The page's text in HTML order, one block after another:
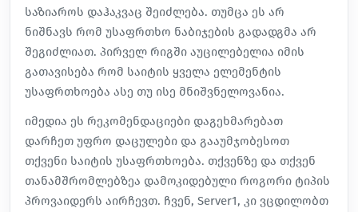
საზიაროს დაჰაკვაც შეიძლება. თუმცა ეს არ
ნიშნავს რომ უსაფრთხო ნაბიჯების გადადგმა არ
შეგიძლიათ. პირველ რიგში აუცილებელია იმის
გათავისება რომ საიტის ყველა ელემენტის
უსაფრთხოება ასე თუ ისე მნიშვნელოვანია.
იმედია ეს რეკომენდაციები დაგეხმარებათ
დარჩეთ უფრო დაცულები და გააუმჯობესოთ
თქვენი საიტის უსაფრთხოება. თქვენზე და თქვენ
თანამშრომლებზეა დამოკიდებული როგორი ტიპის
პროვაიდერს აირჩევთ. ჩვენ, Server1, კი ვცდილობთ